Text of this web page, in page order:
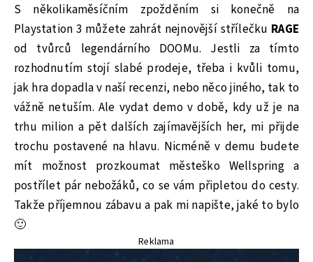
S několikaměsíčním zpožděním si konečně na
Playstation 3 můžete zahrát nejnovější střílečku RAGE
od tvůrců legendárního DOOMu. Jestli za tímto
rozhodnutím stojí slabé prodeje, třeba i kvůli tomu,
jak hra dopadla v naší recenzi, nebo něco jiného, tak to
vážně netuším. Ale vydat demo v době, kdy už je na
trhu milion a pět dalších zajímavějších her, mi přijde
trochu postavené na hlavu. Nicméně v demu budete
mít možnost prozkoumat městeško Wellspring a
postřílet pár nebožáků, co se vám připletou do cesty.
Takže příjemnou zábavu a pak mi napište, jaké to bylo
🙂
Reklama